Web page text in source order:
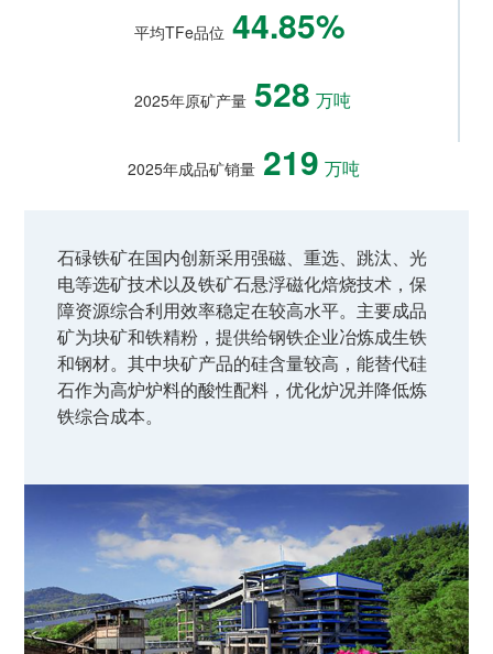
平均TFe品位 44.85%
2025年原矿产量 528 万吨
2025年成品矿销量 219 万吨
石碌铁矿在国内创新采用强磁、重选、跳汰、光
电等选矿技术以及铁矿石悬浮磁化焙烧技术，保
障资源综合利用效率稳定在较高水平。主要成品
矿为块矿和铁精粉，提供给钢铁企业冶炼成生铁
和钢材。其中块矿产品的硅含量较高，能替代硅
石作为高炉炉料的酸性配料，优化炉况并降低炼
铁综合成本。